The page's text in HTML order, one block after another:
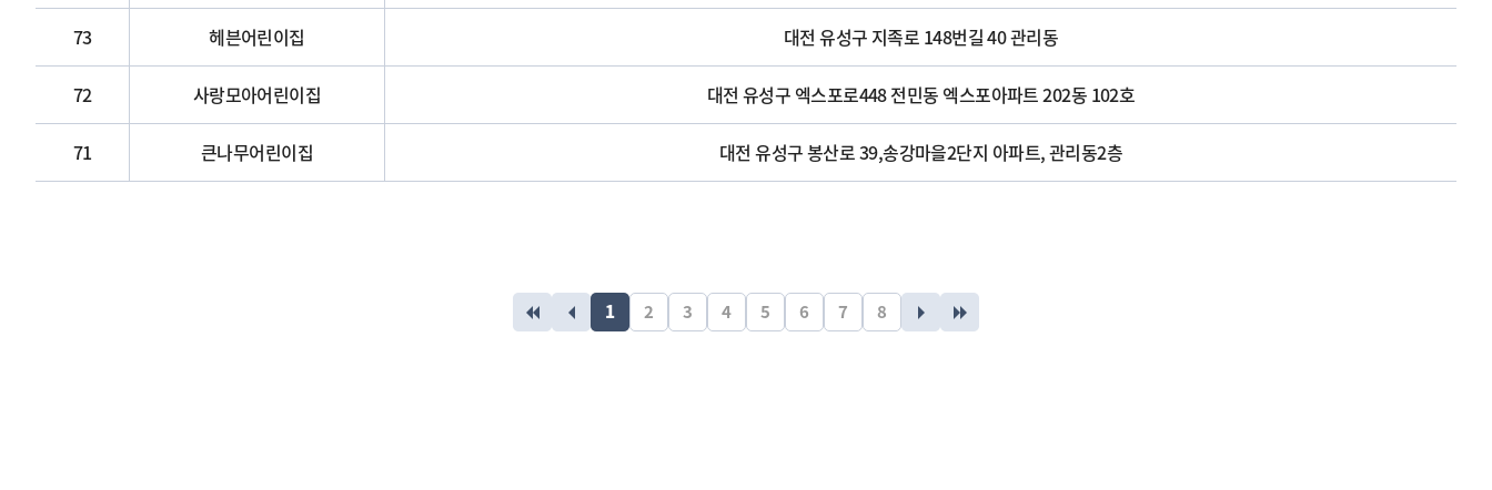
73 헤븐어린이집 대전 유성구 지족로 148번길 40 관리동
72 사랑모아어린이집 대전 유성구 엑스포로448 전민동 엑스포아파트 202동 102호
71 큰나무어린이집 대전 유성구 봉산로 39,송강마을2단지 아파트, 관리동2층
1 2 3 4 5 6 7 8